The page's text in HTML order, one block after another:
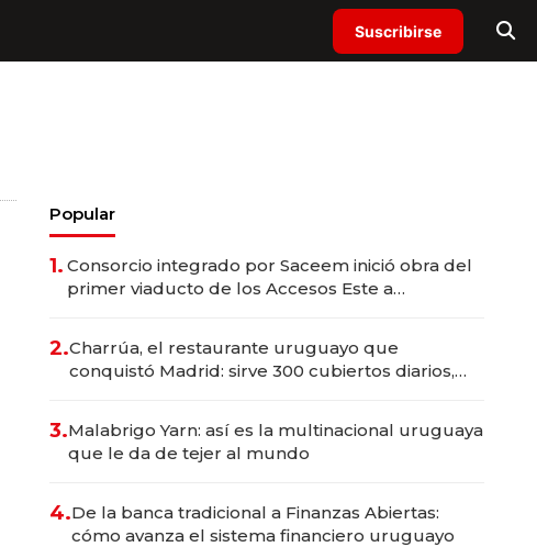
Suscribirse
Popular
1. Consorcio integrado por Saceem inició obra del
primer viaducto de los Accesos Este a
2.Charrúa, el restaurante uruguayo que
conquistó Madrid: sirve 300 cubiertos diarios,
3.Malabrigo Yarn: así es la multinacional uruguaya
que le da de tejer al mundo
4.De la banca tradicional a Finanzas Abiertas:
cómo avanza el sistema financiero uruguayo